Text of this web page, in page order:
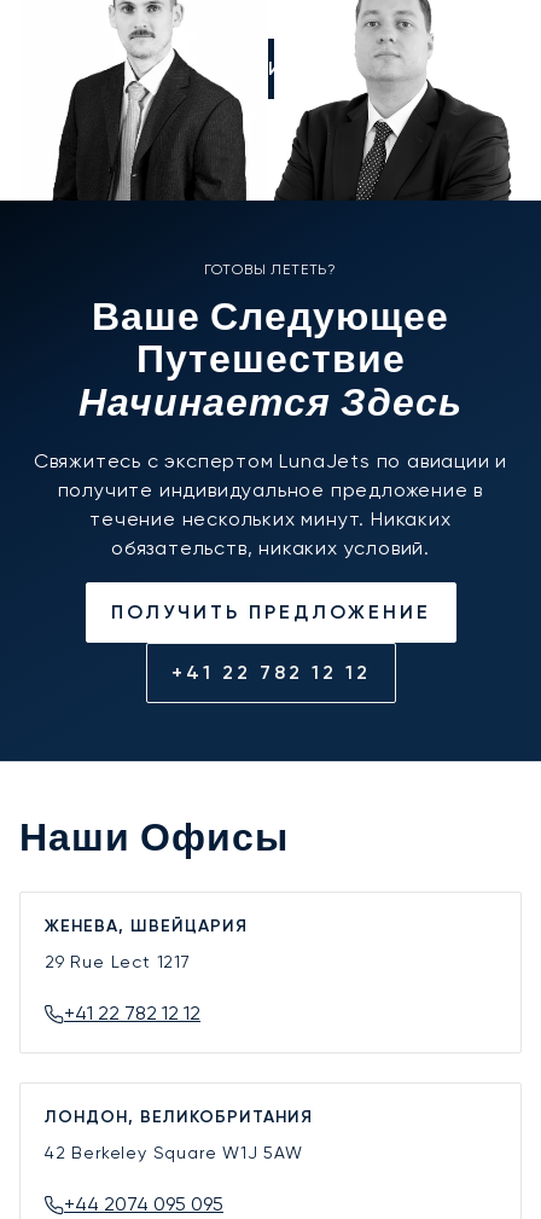
ПОЗВОНИТЕ НАМ
ГОТОВЫ ЛЕТЕТЬ?
Ваше Следующее
Путешествие
Начинается Здесь
Свяжитесь с экспертом LunaJets по авиации и
получите индивидуальное предложение в
течение нескольких минут. Никаких
обязательств, никаких условий.
ПОЛУЧИТЬ ПРЕДЛОЖЕНИЕ
+41 22 782 12 12
Наши Офисы
ЖЕНЕВА, ШВЕЙЦАРИЯ
29 Rue Lect 1217
+41 22 782 12 12
ЛОНДОН, ВЕЛИКОБРИТАНИЯ
42 Berkeley SquareW1J 5AW
+44 2074 095 095